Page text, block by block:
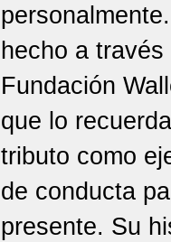
hecho a través
Fundación
que lo
tributo como
de conducta
presente. Su